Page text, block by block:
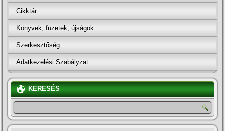
Cikktár
Könyvek, füzetek, újságok
Szerkesztőség
Adatkezelési Szabályzat
KERESÉS